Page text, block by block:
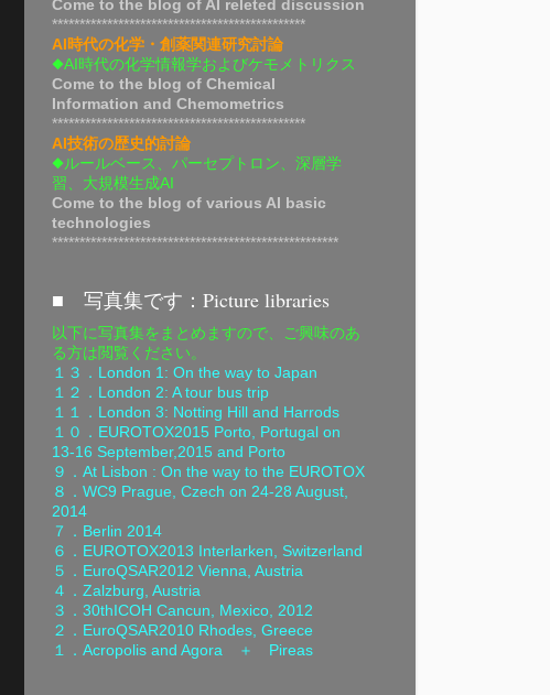
Come to the blog of AI releted discussion
**********************************************
AI時代の化学・創薬関連研究討論
◆AI時代の化学情報学およびケモメトリクス
Come to the blog of Chemical
Information and Chemometrics
**********************************************
AI技術の歴史的討論
◆ルールベース、パーセプトロン、深層学
習、大規模生成AI
Come to the blog of various AI basic
technologies
****************************************************
■ 写真集です：Picture libraries
以下に写真集をまとめますので、ご興味のあ
る方は閲覧ください。
１３． London 1: On the way to Japan
１２． London 2: A tour bus trip
１１． London 3: Notting Hill and Harrods
１０． EUROTOX2015 Porto, Portugal on
13-16 September,2015 and Porto
９． At Lisbon : On the way to the EUROTOX
８． WC9 Prague, Czech on 24-28 August,
2014
７． Berlin 2014
６． EUROTOX2013 Interlarken, Switzerland
５． EuroQSAR2012 Vienna, Austria
４． Zalzburg, Austria
３． 30thICOH Cancun, Mexico, 2012
２． EuroQSAR2010 Rhodes, Greece
１． Acropolis and Agora ＋ Pireas